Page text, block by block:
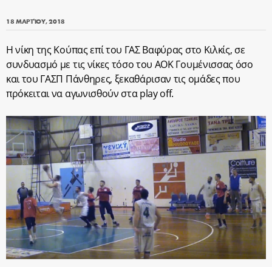
18 ΜΑΡΤΊΟΥ, 2018
Η νίκη της Κούπας επί του ΓΑΣ Βαφύρας στο Κιλκίς, σε
συνδυασμό με τις νίκες τόσο του ΑΟΚ Γουμένισσας όσο
και του ΓΑΣΠ Πάνθηρες, ξεκαθάρισαν τις ομάδες που
πρόκειται να αγωνισθούν στα play off.